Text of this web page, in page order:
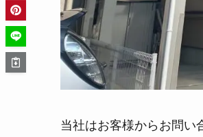
当社はお客様からお問い